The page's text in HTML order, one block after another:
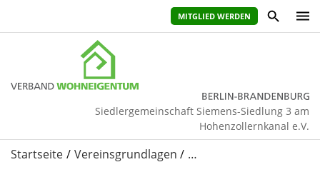
MITGLIED WERDEN
Siedlergemeinschaft Siemens-Siedlung 3 am
Hohenzollernkanal e.V.
Startseite Vereinsgrundlagen …